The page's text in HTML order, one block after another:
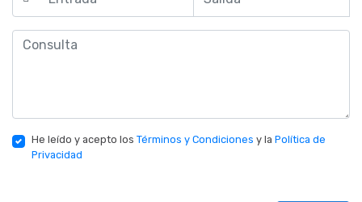
He leído y acepto los Términos y Condiciones y la Política de
Privacidad